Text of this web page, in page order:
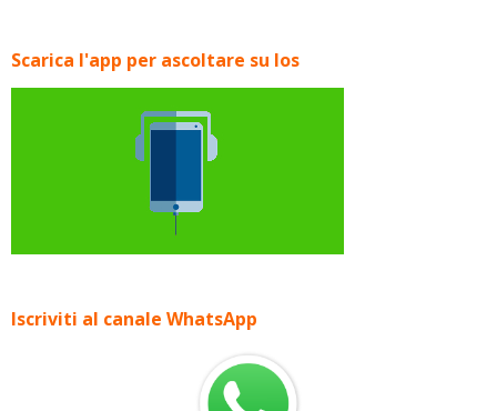
Scarica l'app per ascoltare su Ios
Iscriviti al canale WhatsApp